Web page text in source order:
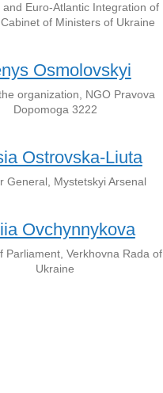
and Euro-Atlantic Integration of
of Ministers of Ukraine
Osmolovskyi
organization, NGO Pravova
Dopomoga 3222
Ostrovska-Liuta
General, Mystetskyi Arsenal
Ovchynnykova
Parliament, Verkhovna Rada of
Ukraine